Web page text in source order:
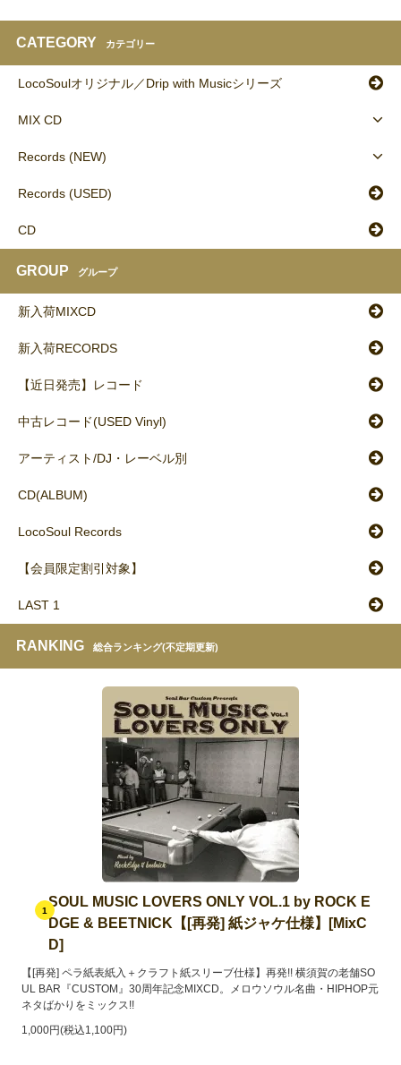
CATEGORY カテゴリー
LocoSoulオリジナル／Drip with Musicシリーズ
MIX CD
Records (NEW)
Records (USED)
CD
GROUP グループ
新入荷MIXCD
新入荷RECORDS
【近日発売】レコード
中古レコード(USED Vinyl)
アーティスト/DJ・レーベル別
CD(ALBUM)
LocoSoul Records
【会員限定割引対象】
LAST 1
RANKING 総合ランキング(不定期更新)
1
SOUL MUSIC LOVERS ONLY VOL.1 by ROCK E
DGE & BEETNICK【[再発] 紙ジャケ仕様】[MixC
D]
【[再発] ペラ紙表紙入＋クラフト紙スリーブ仕様】再発!! 横須賀の老舗SO
UL BAR『CUSTOM』30周年記念MIXCD。メロウソウル名曲・HIPHOP元
ネタばかりをミックス!!
1,000円(税込1,100円)